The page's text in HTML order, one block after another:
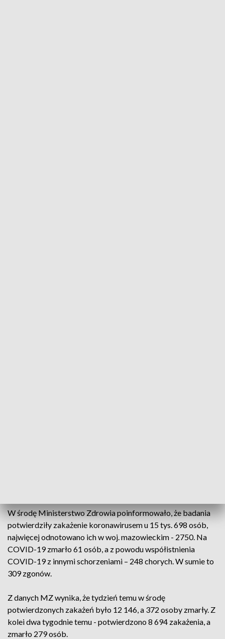
W środę Ministerstwo Zdrowia poinformowało, że badania
potwierdziły zakażenie koronawirusem u 15 tys. 698 osób,
najwięcej odnotowano ich w woj. mazowieckim - 2750. Na
COVID-19 zmarło 61 osób, a z powodu współistnienia
COVID-19 z innymi schorzeniami – 248 chorych. W sumie to
309 zgonów.
Z danych MZ wynika, że tydzień temu w środę
potwierdzonych zakażeń było 12 146, a 372 osoby zmarły. Z
kolei dwa tygodnie temu - potwierdzono 8 694 zakażenia, a
zmarło 279 osób.